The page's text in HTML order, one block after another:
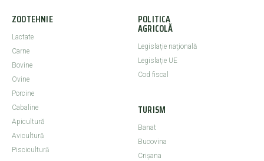
ZOOTEHNIE
Lactate
Carne
Bovine
Ovine
Porcine
Cabaline
Apicultură
Avicultură
Piscicultură
POLITICA
AGRICOLĂ
Legislaţie naţională
Legislaţie UE
Cod fiscal
TURISM
Banat
Bucovina
Crişana